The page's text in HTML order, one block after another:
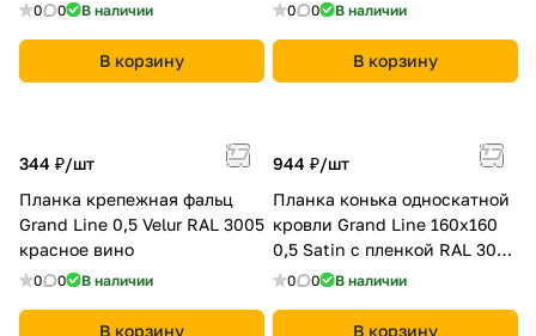
0 0 В наличии
В корзину
0 0 В наличии
В корзину
344 ₽/шт
Планка крепежная фальц
Grand Line 0,5 Velur RAL 3005
красное вино
0 0 В наличии
В корзину
944 ₽/шт
Планка конька односкатной
кровли Grand Line 160x160
0,5 Satin с пленкой RAL 3005
красное вино
0 0 В наличии
В корзину